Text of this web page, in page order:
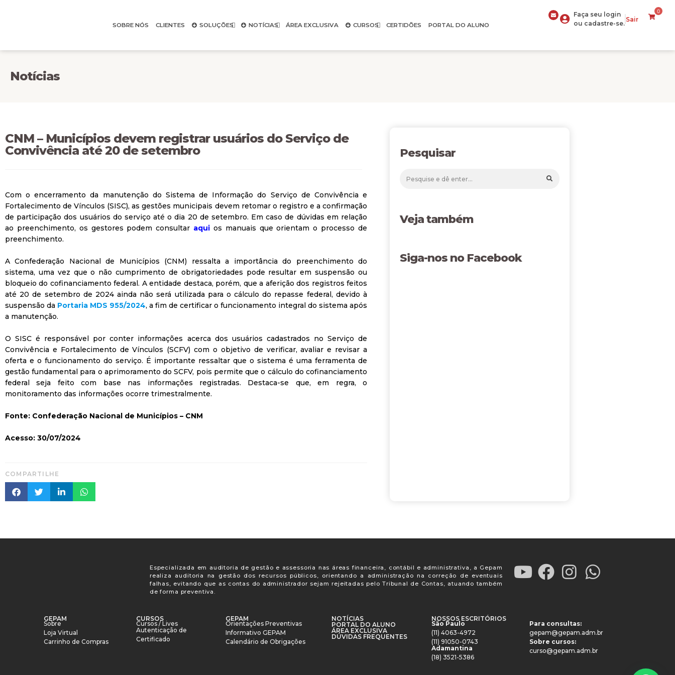
SOBRE NÓS CLIENTES SOLUÇÕES NOTÍCIAS ÁREA EXCLUSIVA CURSOS CERTIDÕES PORTAL DO ALUNO
Faça seu login
ou cadastre-se.
Sair
0
Notícias
CNM – Municípios devem registrar usuários do Serviço de
Convivência até 20 de setembro
Com o encerramento da manutenção do Sistema de Informação do Serviço de Convivência e
Fortalecimento de Vínculos (SISC), as gestões municipais devem retomar o registro e a confirmação
de participação dos usuários do serviço até o dia 20 de setembro. Em caso de dúvidas em relação
ao preenchimento, os gestores podem consultar aqui os manuais que orientam o processo de
preenchimento.
A Confederação Nacional de Municípios (CNM) ressalta a importância do preenchimento do
sistema, uma vez que o não cumprimento de obrigatoriedades pode resultar em suspensão ou
bloqueio do cofinanciamento federal. A entidade destaca, porém, que a aferição dos registros feitos
até 20 de setembro de 2024 ainda não será utilizada para o cálculo do repasse federal, devido à
suspensão da Portaria MDS 955/2024, a fim de certificar o funcionamento integral do sistema após
a manutenção.
O SISC é responsável por conter informações acerca dos usuários cadastrados no Serviço de
Convivência e Fortalecimento de Vínculos (SCFV) com o objetivo de verificar, avaliar e revisar a
oferta e o funcionamento do serviço. É importante ressaltar que o sistema é uma ferramenta de
gestão fundamental para o aprimoramento do SCFV, pois permite que o cálculo do cofinanciamento
federal seja feito com base nas informações registradas. Destaca-se que, em regra, o
monitoramento das informações ocorre trimestralmente.
Fonte: Confederação Nacional de Municípios – CNM
Acesso: 30/07/2024
COMPARTILHE
Pesquisar
Veja também
Siga-nos no Facebook
Especializada em auditoria de gestão e assessoria nas áreas financeira, contábil e administrativa, a Gepam
realiza auditoria na gestão dos recursos públicos, orientando a administração na correção de eventuais
falhas, evitando que as contas do administrador sejam rejeitadas pelo Tribunal de Contas, atuando também
de forma preventiva.
GEPAM
Sobre
Loja Virtual
Carrinho de Compras
CURSOS
Cursos / Lives
Autenticação de
Certificado
GEPAM
Orientações Preventivas
Informativo GEPAM
Calendário de Obrigações
NOTÍCIAS
PORTAL DO ALUNO
ÁREA EXCLUSIVA
DÚVIDAS FREQUENTES
NOSSOS ESCRITÓRIOS
São Paulo
(11) 4063-4972
(11) 91050-0743
Adamantina
(18) 3521-5386
Para consultas:
gepam@gepam.adm.br
Sobre cursos:
curso@gepam.adm.br